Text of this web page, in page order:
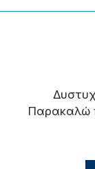
Παρακαλώ